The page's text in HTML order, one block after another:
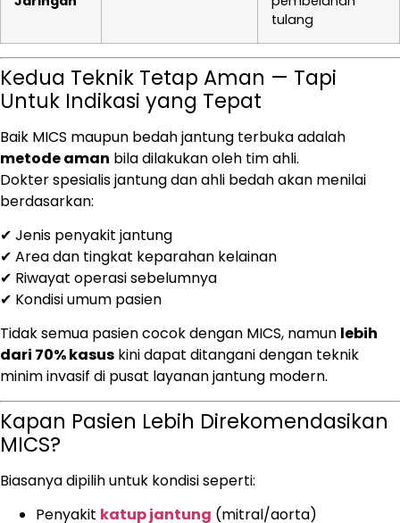
tulang
Kedua Teknik Tetap Aman — Tapi
Untuk Indikasi yang Tepat
Baik MICS maupun bedah jantung terbuka adalah
metode aman bila dilakukan oleh tim ahli.
Dokter spesialis jantung dan ahli bedah akan menilai
berdasarkan:
✔ Jenis penyakit jantung
✔ Area dan tingkat keparahan kelainan
✔ Riwayat operasi sebelumnya
✔ Kondisi umum pasien
Tidak semua pasien cocok dengan MICS, namun lebih
dari 70% kasus kini dapat ditangani dengan teknik
minim invasif di pusat layanan jantung modern.
Kapan Pasien Lebih Direkomendasikan
MICS?
Biasanya dipilih untuk kondisi seperti:
Penyakit katup jantung (mitral/aorta)